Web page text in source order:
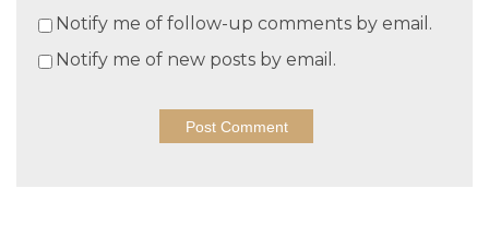
Notify me of follow-up comments by email.
Notify me of new posts by email.